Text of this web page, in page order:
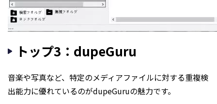
トップ3：dupeGuru
音楽や写真など、特定のメディアファイルに対する重複検
出能力に優れているのがdupeGuruの魅力です。